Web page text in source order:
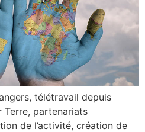
télétravail depuis
Terre, partenariats
de l’activité, création de